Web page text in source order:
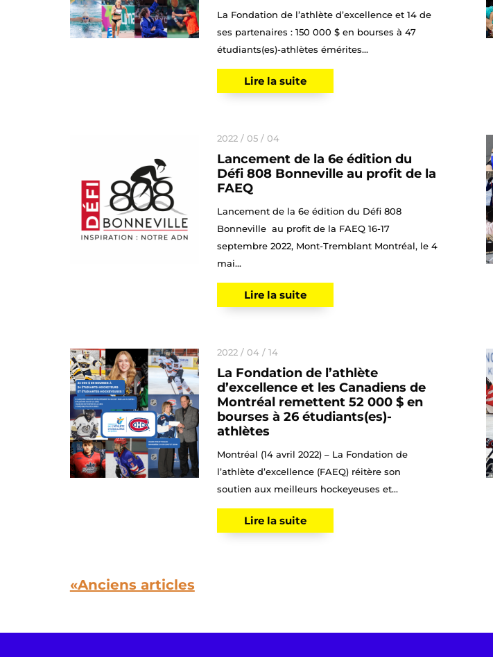
La Fondation de l’athlète d’excellence et 14 de
ses partenaires : 150 000 $ en bourses à 47
étudiants(es)-athlètes émérites...
Lire la suite
Lancement de la 6e édition du
Défi 808 Bonneville au profit de la
FAEQ
2022 / 05 / 04
Lancement de la 6e édition du Défi 808
Bonneville au profit de la FAEQ 16-17
septembre 2022, Mont-Tremblant Montréal, le 4
mai...
Lire la suite
La Fondation de l’athlète
d’excellence et les Canadiens de
Montréal remettent 52 000 $ en
bourses à 26 étudiants(es)-
athlètes
2022 / 04 / 14
Montréal (14 avril 2022) – La Fondation de
l’athlète d’excellence (FAEQ) réitère son
soutien aux meilleurs hockeyeuses et...
Lire la suite
«Anciens articles